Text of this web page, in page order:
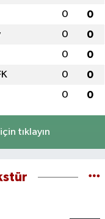
0 0
0 0
0 0
0 0
0 0
tıklayın